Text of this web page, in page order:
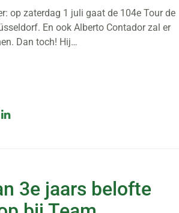
op zaterdag 1 juli gaat de 104e Tour de
En ook Alberto Contador zal er
Dan toch! Hij…
3e jaars belofte